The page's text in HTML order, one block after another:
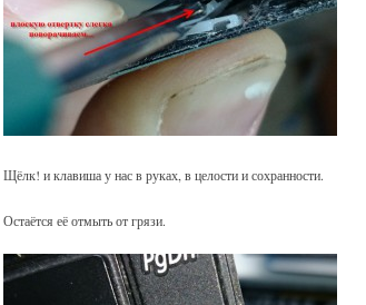
Щёлк! и клавиша у нас в руках, в целости и сохранности.
Остаётся её отмыть от грязи.